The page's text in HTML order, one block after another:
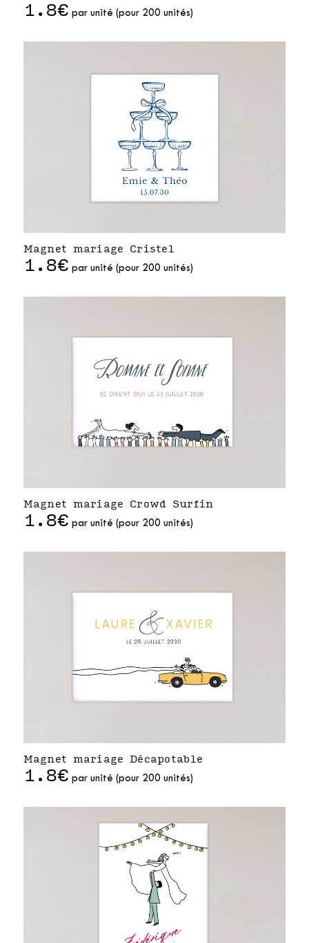
1.8€ par unité (pour 200 unités)
Magnet mariage Cristel
1.8€ par unité (pour 200 unités)
Magnet mariage Crowd Surfin
1.8€ par unité (pour 200 unités)
Magnet mariage Décapotable
1.8€ par unité (pour 200 unités)